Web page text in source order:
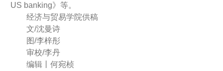
US banking》等。
经济与贸易学院供稿
文/沈曼诗
图/李梓彤
审校/李丹
编辑丨何宛桢